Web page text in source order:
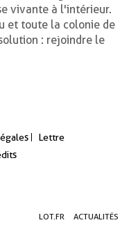
LOT.FR ACTUALITÉS
vivante à l'intérieur.
et toute la colonie de
: rejoindre le
Lettre